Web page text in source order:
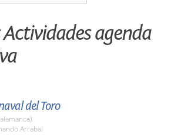
agenda
del Toro
Arrabal